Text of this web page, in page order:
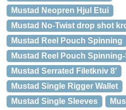
Mustad Neopren Hjul Etui
Mustad No-Twist drop shot
Mustad Reel Pouch Spinning
Mustad Reel Pouch Spinning-
Mustad Serrated Filetkniv 8′
Mustad Single Rigger Wallet
Mustad Single Sleeves